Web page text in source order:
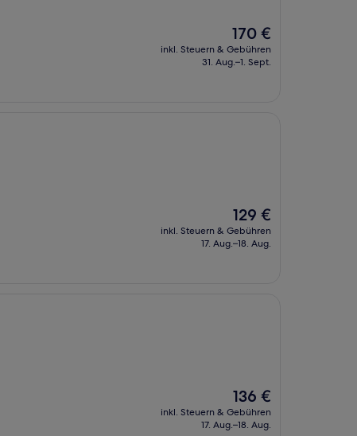
Der
Preis
beträgt
170 €
inkl. Steuern & Gebühren
31. Aug.–1. Sept.
Der
Preis
beträgt
129 €
inkl. Steuern & Gebühren
17. Aug.–18. Aug.
Der
Preis
beträgt
136 €
inkl. Steuern & Gebühren
17. Aug.–18. Aug.